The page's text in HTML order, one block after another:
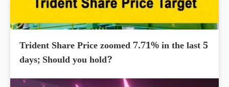
Trident Share Price zoomed 7.71% in the last 5
days; Should you hold?